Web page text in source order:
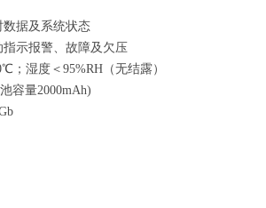
据及系统状态
示报警、故障及欠压
；湿度＜95%RH（无结露）
容量2000mAh)